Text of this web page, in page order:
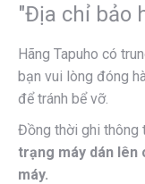
"Địa chỉ bảo
Hãng Tapuho có
bạn vui lòng đóng
để tránh bể vỡ.
Đồng thời ghi thông
trạng máy dán lên
máy.